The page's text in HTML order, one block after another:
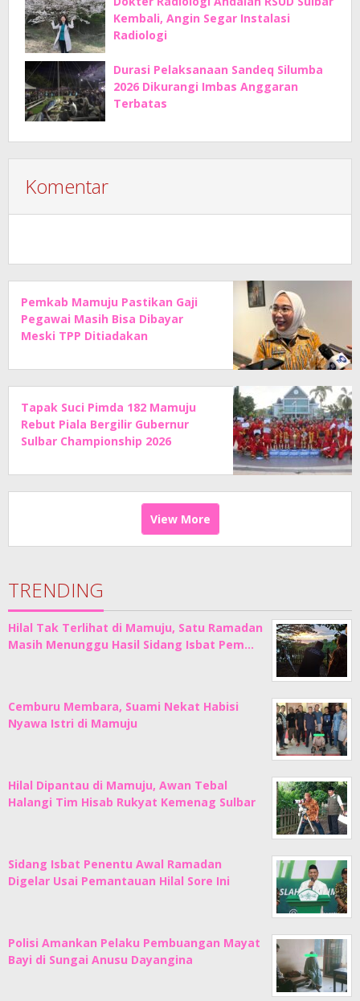
Kembali, Angin Segar Instalasi
Radiologi
Durasi Pelaksanaan Sandeq Silumba
2026 Dikurangi Imbas Anggaran
Terbatas
Komentar
Pemkab Mamuju Pastikan Gaji
Pegawai Masih Bisa Dibayar
Meski TPP Ditiadakan
Tapak Suci Pimda 182 Mamuju
Rebut Piala Bergilir Gubernur
Sulbar Championship 2026
View More
TRENDING
Hilal Tak Terlihat di Mamuju, Satu Ramadan
Masih Menunggu Hasil Sidang Isbat Pem…
Cemburu Membara, Suami Nekat Habisi
Nyawa Istri di Mamuju
Hilal Dipantau di Mamuju, Awan Tebal
Halangi Tim Hisab Rukyat Kemenag Sulbar
Sidang Isbat Penentu Awal Ramadan
Digelar Usai Pemantauan Hilal Sore Ini
Polisi Amankan Pelaku Pembuangan Mayat
Bayi di Sungai Anusu Dayangina